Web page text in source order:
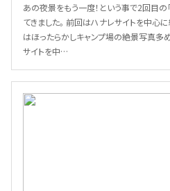
あの夜景をもう一度！という事で2回目の
てきました。 前回はハナレサイトを中心
はほったらかしキャンプ場の絶景写真多
サイトを中…